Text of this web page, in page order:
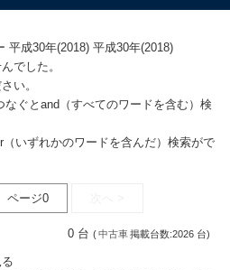
平成30年(2018) 平成30年(2018)
でした。
い。
なぐとand（すべてのワードを含む）検
（いずれかのワードを含んだ）検索がで
ページ0
0 台 (中古車掲載台数:2026 台)